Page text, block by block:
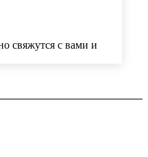
свяжутся с вами и